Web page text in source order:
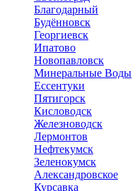
Благодарный
Будённовск
Георгиевск
Ипатово
Новопавловск
Минеральные Воды
Ессентуки
Пятигорск
Кисловодск
Железноводск
Лермонтов
Нефтекумск
Зеленокумск
Александровское
Курсавка